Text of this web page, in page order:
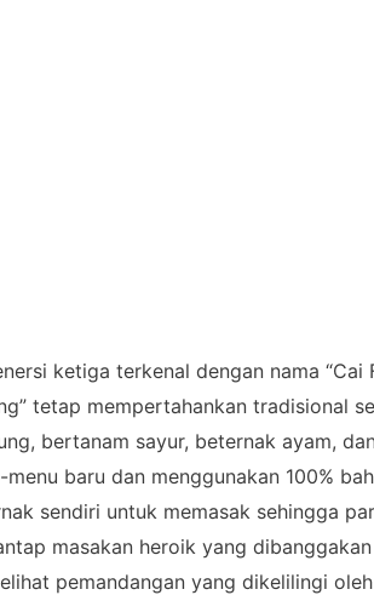
ketiga terkenal dengan nama “Cai
tetap mempertahankan tradisional
bertanam sayur, beternak ayam,
baru dan menggunakan 100%
sendiri untuk memasak sehingga
masakan heroik yang
pemandangan yang dikelilingi